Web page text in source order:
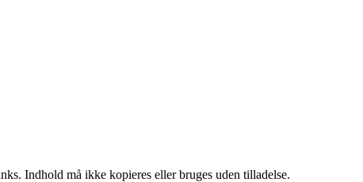
Indhold må ikke kopieres eller bruges uden tilladelse.